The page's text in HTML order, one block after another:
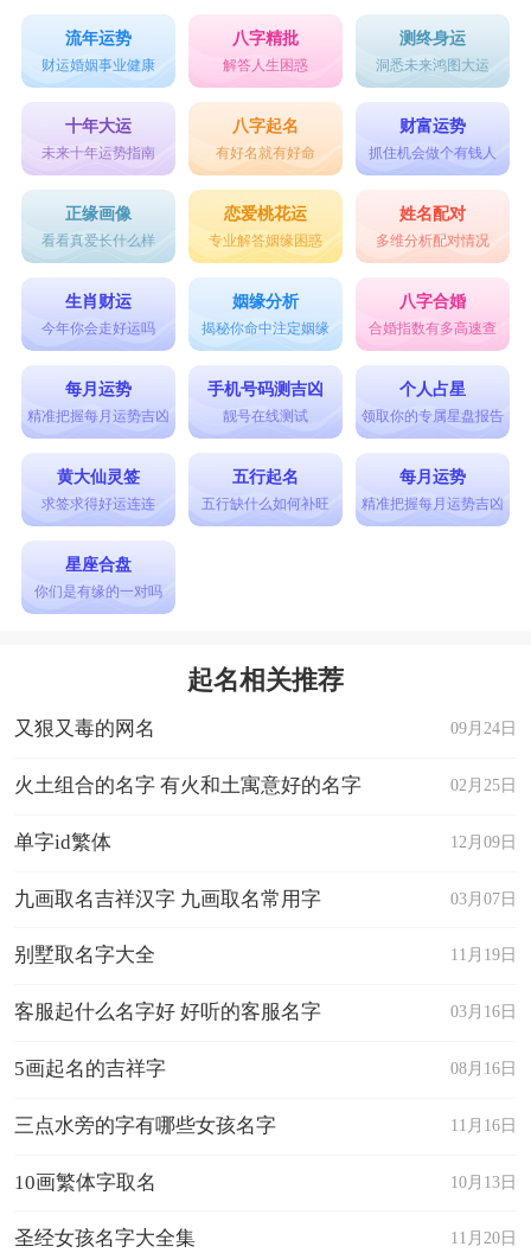
流年运势
财运婚姻事业健康
八字精批
解答人生困惑
测终身运
洞悉未来鸿图大运
十年大运
未来十年运势指南
八字起名
有好名就有好命
财富运势
抓住机会做个有钱人
正缘画像
看看真爱长什么样
恋爱桃花运
专业解答姻缘困惑
姓名配对
多维分析配对情况
生肖财运
今年你会走好运吗
姻缘分析
揭秘你命中注定姻缘
八字合婚
合婚指数有多高速查
每月运势
精准把握每月运势吉凶
手机号码测吉凶
靓号在线测试
个人占星
领取你的专属星盘报告
黄大仙灵签
求签求得好运连连
五行起名
五行缺什么如何补旺
每月运势
精准把握每月运势吉凶
星座合盘
你们是有缘的一对吗
起名相关推荐
09月24日
又狠又毒的网名
02月25日
火土组合的名字 有火和土寓意好的名字
12月09日
单字id繁体
03月07日
九画取名吉祥汉字 九画取名常用字
11月19日
别墅取名字大全
03月16日
客服起什么名字好 好听的客服名字
08月16日
5画起名的吉祥字
11月16日
三点水旁的字有哪些女孩名字
10月13日
10画繁体字取名
11月20日
圣经女孩名字大全集